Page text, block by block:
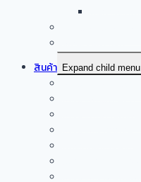
สินค้า Expand child menu